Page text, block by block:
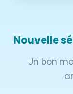
Nouvelle
Un bon